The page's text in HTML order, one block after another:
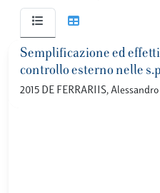
Semplificazione ed
controllo esterno nelle
2015 DE FERRARIIS, Alessandro